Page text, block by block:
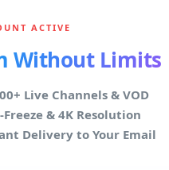
ACTIVE
Without Limits
Live Channels & VOD
& 4K Resolution
Delivery to Your Email